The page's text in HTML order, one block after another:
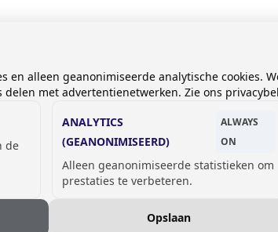
en alleen geanonimiseerde analytische cookies.
delen met advertentienetwerken. Zie ons
de
ANALYTICS
(GEANONIMISEERD)
ALWAYS
ON
Alleen geanonimiseerde statistieken om
prestaties te verbeteren.
Opslaan